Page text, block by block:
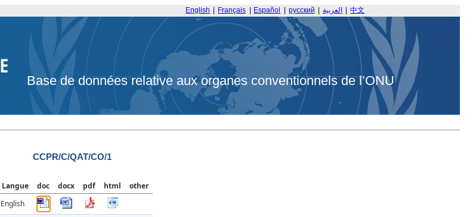
English Français Español русский العربية 中文
Base de données relative aux organes conventionnels de l’ONU
CCPR/C/QAT/CO/1
Langue doc docx pdf html
other
English